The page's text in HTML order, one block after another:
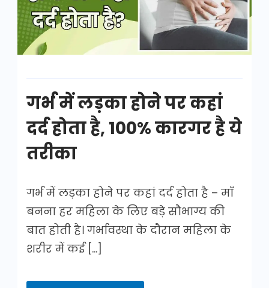
पर
कहां
दर्द
गर्भ में लड़का होने पर कहां
दर्द होता है, 100% कारगर है ये
तरीका
गर्भ में लड़का होने पर कहां दर्द होता है – माँ
बनना हर महिला के लिए बड़े सौभाग्य की
बात होती है। गर्भावस्था के दौरान महिला के
शरीर में कई […]